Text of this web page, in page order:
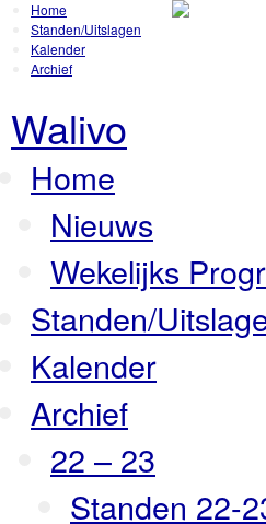
Home
Standen/Uitslagen
Kalender
Archief
Walivo
Home
Nieuws
Wekelijks
Standen/
Kalender
Archief
22 – 23
Standen 22-